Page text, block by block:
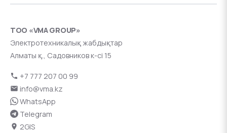
ТОО «VMA GROUP»
Электротехникалық жабдықтар
Алматы қ., Садовников к-сі 15
+7 777 207 00 99
info@vma.kz
WhatsApp
Telegram
2GIS